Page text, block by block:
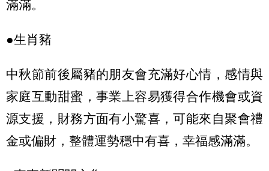
滿滿。
●生肖豬
中秋節前後屬豬的朋友會充滿好心情，感情與
家庭互動甜蜜，事業上容易獲得合作機會或資
源支援，財務方面有小驚喜，可能來自聚會禮
金或偏財，整體運勢穩中有喜，幸福感滿滿。